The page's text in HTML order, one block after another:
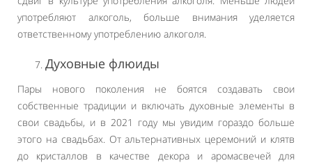
употребляют алкоголь, больше внимания уделяется
ответственному употреблению алкоголя.
Духовные флюиды
Пары нового поколения не боятся создавать свои
собственные традиции и включать духовные элементы в
свои свадьбы, и в 2021 году мы увидим гораздо больше
этого на свадьбах. От альтернативных церемоний и клятв
до кристаллов в качестве декора и аромасвечей для